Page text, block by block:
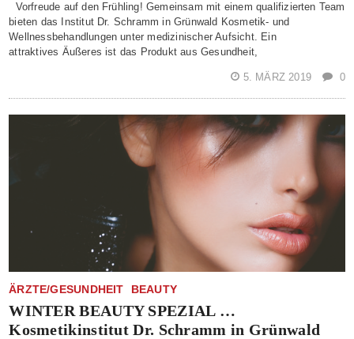
Vorfreude auf den Frühling! Gemeinsam mit einem qualifizierten Team
bieten das Institut Dr. Schramm in Grünwald Kosmetik- und
Wellnessbehandlungen unter medizinischer Aufsicht. Ein
attraktives Äußeres ist das Produkt aus Gesundheit,
5. MÄRZ 2019 0
ÄRZTE/GESUNDHEIT BEAUTY
WINTER BEAUTY SPEZIAL …
Kosmetikinstitut Dr. Schramm in Grünwald